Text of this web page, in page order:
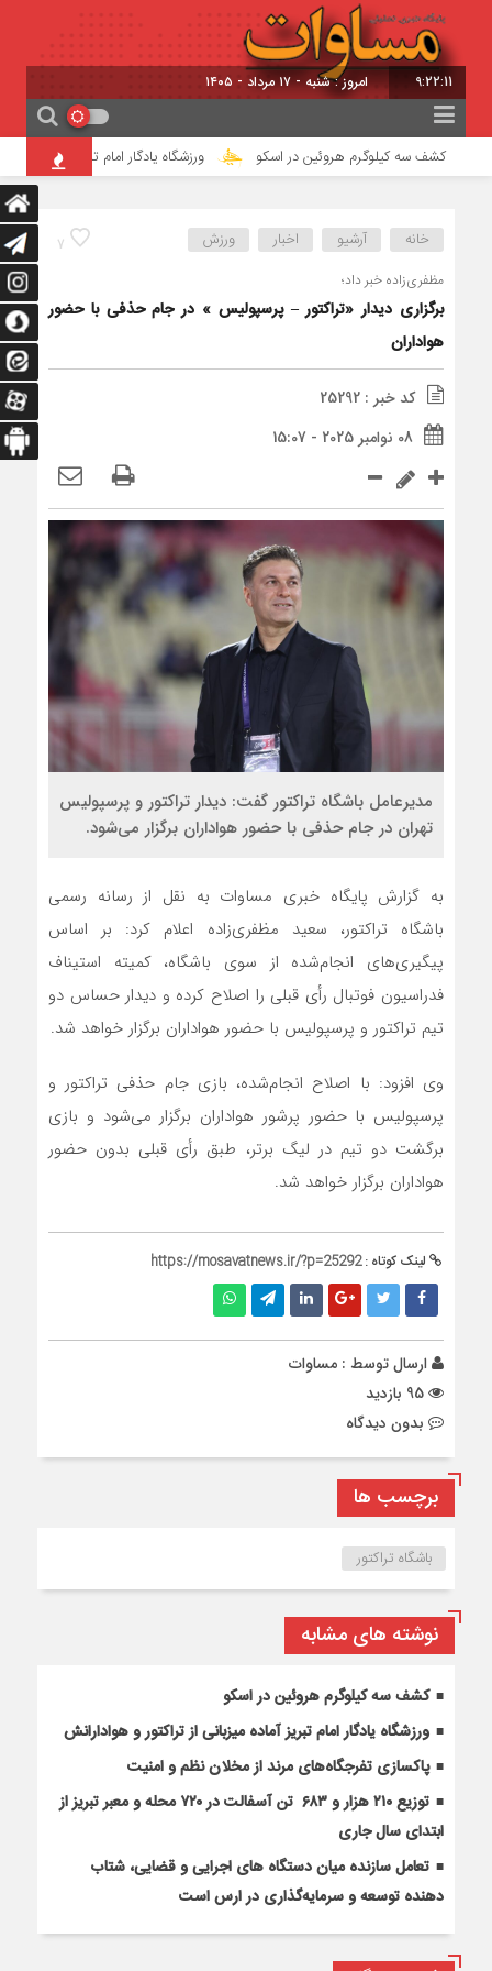
9:22:12 امروز : شنبه - ۱۷ مرداد - ۱۴۰۵
کشف سه کیلوگرم هروئین در اسکو ورزشگاه یادگار امام تبریز آماده
7 خانه آرشیو اخبار ورزش
مظفری‌زاده خبر داد؛
برگزاری دیدار «تراکتور – پرسپولیس » در جام حذفی با حضور
هواداران
کد خبر : 25292
08 نوامبر 2025 - 15:07
مدیرعامل باشگاه تراکتور گفت: دیدار تراکتور و پرسپولیس
تهران در جام حذفی با حضور هواداران برگزار می‌شود.
به گزارش پایگاه خبری مساوات به نقل از رسانه رسمی
باشگاه تراکتور، سعید مظفری‌زاده اعلام کرد: بر اساس
پیگیری‌های انجام‌شده از سوی باشگاه، کمیته استیناف
فدراسیون فوتبال رأی قبلی را اصلاح کرده و دیدار حساس دو
تیم تراکتور و پرسپولیس با حضور هواداران برگزار خواهد شد.
وی افزود: با اصلاح انجام‌شده، بازی جام حذفی تراکتور و
پرسپولیس با حضور پرشور هواداران برگزار می‌شود و بازی
برگشت دو تیم در لیگ برتر، طبق رأی قبلی بدون حضور
هواداران برگزار خواهد شد.
لینک کوتاه :https://mosavatnews.ir/?p=25292
ارسال توسط : مساوات
بدون دیدگاه
برچسب ها
باشگاه تراکتور
نوشته های مشابه
کشف سه کیلوگرم هروئین در اسکو
ورزشگاه یادگار امام تبریز آماده میزبانی از تراکتور و هوادارانش
پاکسازی تفرجگاه‌های مرند از مخلان نظم و امنیت
توزیع ۲۱۰ هزار و ۶۸۳ تن آسفالت در ۷۲۰ محله و معبر تبریز از
ابتدای سال جاری
تعامل سازنده میان دستگاه‌ های اجرایی و قضایی، شتاب‌
دهنده توسعه و سرمایه‌گذاری در ارس است